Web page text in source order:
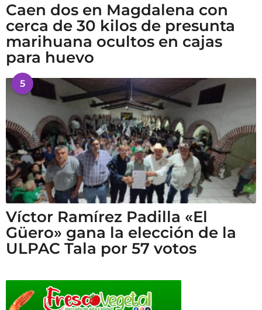
Caen dos en Magdalena con
cerca de 30 kilos de presunta
marihuana ocultos en cajas
para huevo
5
Víctor Ramírez Padilla «El
Güero» gana la elección de la
ULPAC Tala por 57 votos